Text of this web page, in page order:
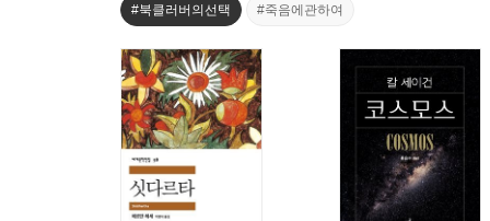
#북클러버의선택 #죽음에관하여